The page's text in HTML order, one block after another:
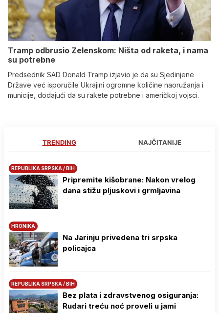
Tramp odbrusio Zelenskom: Ništa od raketa, i nama
su potrebne
Predsednik SAD Donald Tramp izjavio je da su Sjedinjene
Države već isporučile Ukrajini ogromne količine naoružanja i
municije, dodajući da su rakete potrebne i američkoj vojsci.
TRENDING NAJČITANIJE
REPUBLIKA SRPSKA / BIH
Pripremite kišobrane: Nakon vrelog
dana stižu pljuskovi i grmljavina
HRONIKA
Na Јarinju privedena tri srpska
policajca
REPUBLIKA SRPSKA / BIH
Bez plata i zdravstvenog osiguranja:
Rudari treću noć proveli u jami